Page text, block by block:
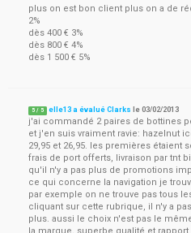
plus on est bon client plus on a de
2%
dès 400 € 3%
dès 800 € 4%
dès 1 500 € 5%
5 / 5 elle13 a évalué Clarks le03/02/2013
j'ai commandé 2 paires de bottines
et j'en suis vraiment ravie: hazelnut
29,95 et 26,95. les premières étaient
frais de port offerts, livraison par tnt
qu'il n'y a pas plus de promotions
ce qui concerne la navigation je
par exemple on ne trouve pas tous
cliquant sur cette rubrique, il n'y a
plus. aussi le choix n'est pas le